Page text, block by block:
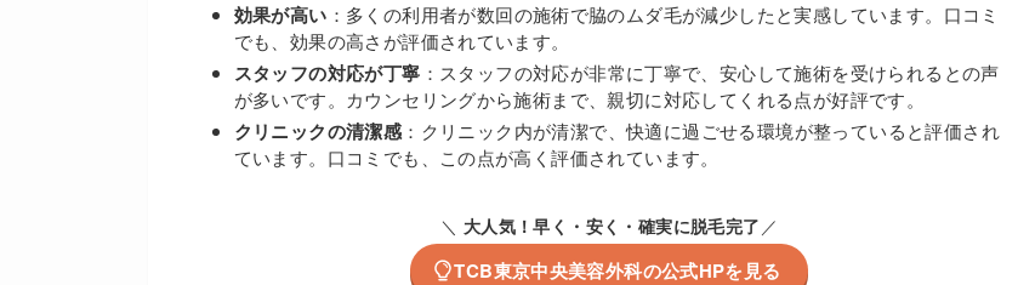
効果が高い ：多くの利用者が数回の施術で脇のムダ毛が減少したと実感しています。口コミ
でも、効果の高さが評価されています。
スタッフの対応が丁寧 ：スタッフの対応が非常に丁寧で、安心して施術を受けられるとの声
が多いです。カウンセリングから施術まで、親切に対応してくれる点が好評です。
クリニックの清潔感 ：クリニック内が清潔で、快適に過ごせる環境が整っていると評価され
ています。口コミでも、この点が高く評価されています。
＼ 大人気！早く・安く・確実に脱毛完了 ／
TCB東京中央美容外科の公式HPを見る